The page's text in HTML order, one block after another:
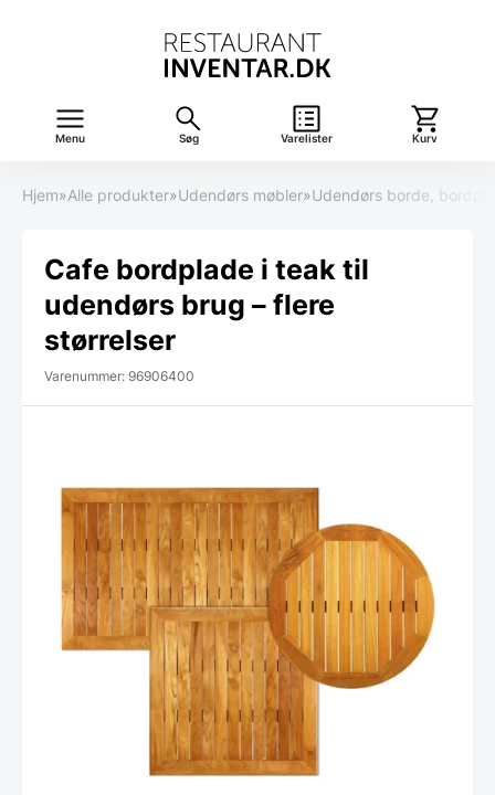
Menu Søg Varelister Kurv
Hjem»Alle produkter»Udendørs møbler»Udendørs borde,
Cafe bordplade i teak til
udendørs brug – flere
størrelser
Varenummer: 96906400